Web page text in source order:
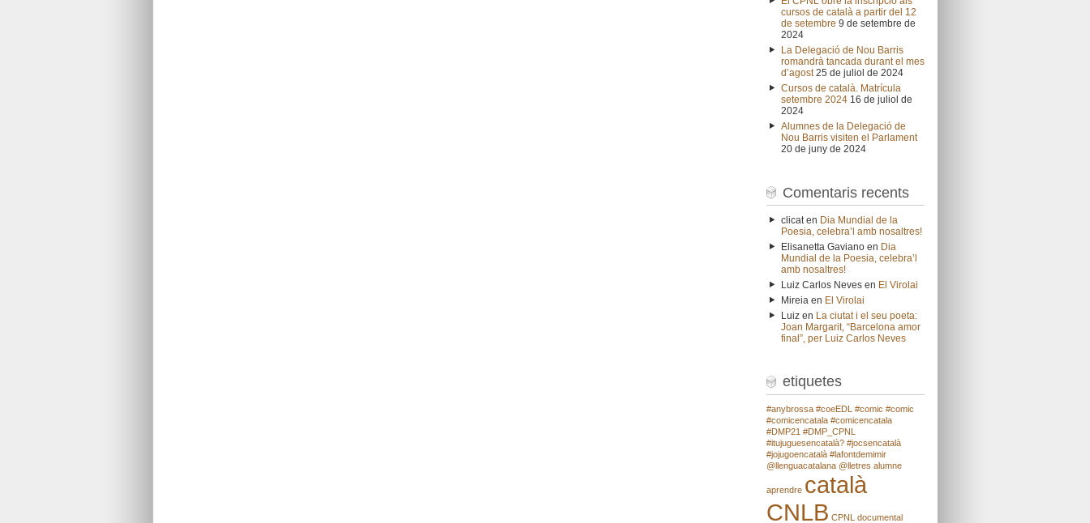
cursos de català a partir del 12
de setembre 9 de setembre de
2024
La Delegació de Nou Barris
romandrà tancada durant el mes
d’agost 25 de juliol de 2024
Cursos de català. Matrícula
setembre 2024 16 de juliol de
2024
Alumnes de la Delegació de
Nou Barris visiten el Parlament
20 de juny de 2024
Comentaris recents
clicaten Dia Mundial de la
Poesia, celebra’l amb nosaltres!
Elisanetta Gavianoen Dia
Mundial de la Poesia, celebra’l
amb nosaltres!
Luiz Carlos Nevesen El Virolai
Mireiaen El Virolai
Luizen La ciutat i el seu poeta:
Joan Margarit, “Barcelona amor
final”, per Luiz Carlos Neves
etiquetes
#anybrossa #coeEDL #comic #comic
#comicencatala #comicencatala
#DMP21 #DMP_CPNL
#itujuguesencatalà? #jocsencatalà
#jojugoencatalà #lafontdemimir
@llenguacatalana @lletres alumne
aprendre català
CNLB CPNL documental